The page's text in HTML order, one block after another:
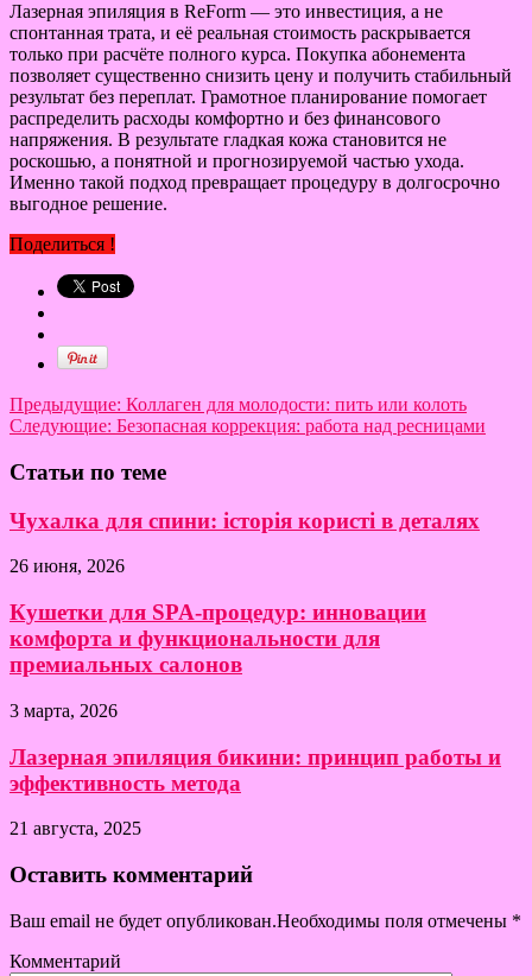
Лазерная эпиляция в ReForm — это инвестиция, а не
спонтанная трата, и её реальная стоимость раскрывается
только при расчёте полного курса. Покупка абонемента
позволяет существенно снизить цену и получить стабильный
результат без переплат. Грамотное планирование помогает
распределить расходы комфортно и без финансового
напряжения. В результате гладкая кожа становится не
роскошью, а понятной и прогнозируемой частью ухода.
Именно такой подход превращает процедуру в долгосрочно
выгодное решение.
Поделиться !
Предыдущие: Коллаген для молодости: пить или колоть
Следующие: Безопасная коррекция: работа над ресницами
Статьи по теме
Чухалка для спини: історія користі в деталях
26 июня, 2026
Кушетки для SPA-процедур: инновации
комфорта и функциональности для
премиальных салонов
3 марта, 2026
Лазерная эпиляция бикини: принцип работы и
эффективность метода
21 августа, 2025
Оставить комментарий
Ваш email не будет опубликован.Необходимы поля отмечены *
Комментарий